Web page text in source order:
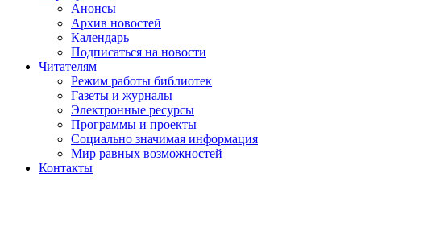
Анонсы
Архив новостей
Календарь
Подписаться на новости
Читателям
Режим работы библиотек
Газеты и журналы
Электронные ресурсы
Программы и проекты
Социально значимая информация
Мир равных возможностей
Контакты